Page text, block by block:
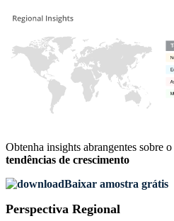
Obtenha insights abrangentes sobre o
tendências de crescimento
Baixar amostra grátis
Perspectiva Regional